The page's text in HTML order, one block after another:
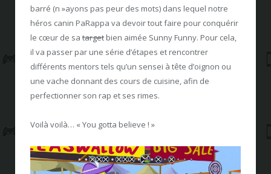
barré (n »ayons pas peur des mots) dans lequel notre
héros canin PaRappa va devoir tout faire pour conquérir
le cœur de sa target bien aimée Sunny Funny. Pour cela,
il va passer par une série d’étapes et rencontrer
différents mentors tels qu’un sensei à tête d’oignon ou
une vache donnant des cours de cuisine, afin de
perfectionner son rap et ses rimes.
Voilà voilà… « You gotta believe ! »